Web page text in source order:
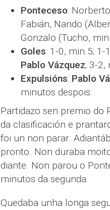
Ponteceso:
Fabián, Nando
Gonzalo (Tucho,
Goles: 1-0, min.5; 1-
Pablo Vázquez; 3-2,
Expulsións: Pablo
minutos despois.
Partidazo sen premio do
da clasificación e
foi un non parar.
pronto. Non duraba
diante. Non parou o
minutos da segunda.
Quedaba unha longa